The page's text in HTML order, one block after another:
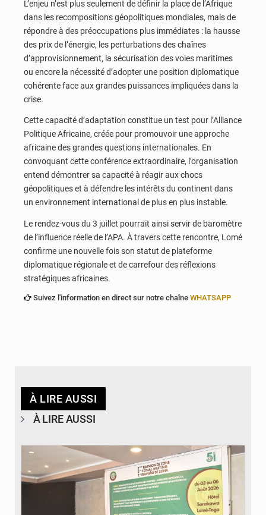
L’enjeu n’est plus seulement de définir la place de l’Afrique
dans les recompositions géopolitiques mondiales, mais de
répondre à des préoccupations plus immédiates : la hausse
des prix de l’énergie, les perturbations des chaînes
d’approvisionnement, la sécurisation des voies maritimes
ou encore la nécessité d’adopter une position diplomatique
cohérente face aux grandes puissances impliquées dans la
crise.
Cette capacité d’adaptation constitue un test pour l’Alliance
Politique Africaine, créée pour promouvoir une approche
africaine des grandes questions internationales. En
convoquant cette conférence extraordinaire, l’organisation
entend démontrer sa capacité à réagir aux chocs
géopolitiques et à défendre les intérêts du continent dans
un environnement international de plus en plus instable.
Le rendez-vous du 3 juillet pourrait ainsi servir de baromètre
de l’influence réelle de l’APA. À travers cette rencontre, Lomé
confirme une nouvelle fois son statut de plateforme
diplomatique régionale et de carrefour des réflexions
stratégiques africaines.
Suivez l'information en direct sur notre chaîne WHATSAPP
À LIRE AUSSI
À LIRE AUSSI